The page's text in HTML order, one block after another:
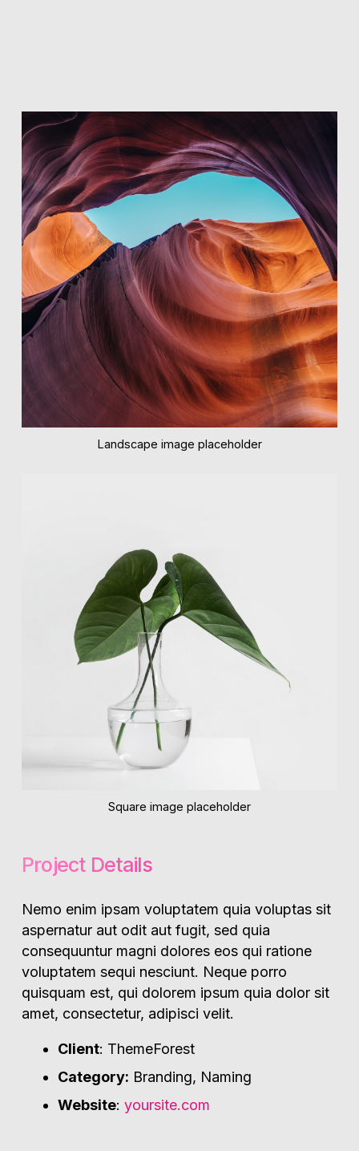
Landscape image placeholder
Square image placeholder
Project Details
Nemo enim ipsam voluptatem quia voluptas sit
aspernatur aut odit aut fugit, sed quia
consequuntur magni dolores eos qui ratione
voluptatem sequi nesciunt. Neque porro
quisquam est, qui dolorem ipsum quia dolor sit
amet, consectetur, adipisci velit.
Client: ThemeForest
Category: Branding, Naming
Website: yoursite.com